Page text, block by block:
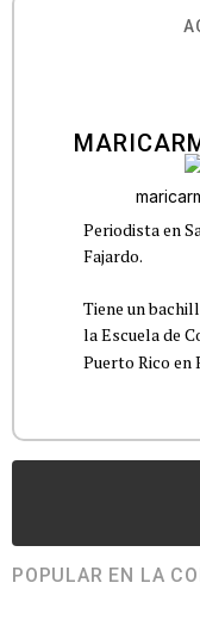
Periodista en
Fajardo.
Tiene un
la Escuela de
Puerto Rico en
POPULAR EN LA